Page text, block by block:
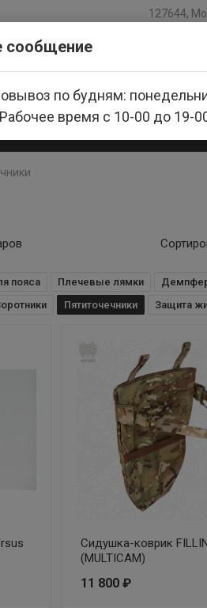
127644,
пояса Плечевые лямки
Пятиточечники Защита
Cидушка-коврик
(MULTICAM)
11 800 ₽
сообщение
по будням:
время с 10-00 до 19-